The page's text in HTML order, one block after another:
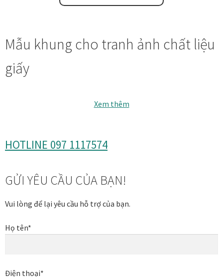
TẾT 2025
Thanh toán
Trang mẫu
Tranh biểu tượng văn hoá Việt Nam
Tranh dán tường
Tranh dự án
Mẫu khung cho tranh ảnh chất liệu
giấy
Xem thêm
HOTLINE 097 1117574
GỬI YÊU CẦU CỦA BẠN!
Vui lòng để lại yêu cầu hỗ trợ của bạn.
Họ tên*
Điện thoại*